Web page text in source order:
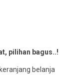
pilihan bagus..!
belanja